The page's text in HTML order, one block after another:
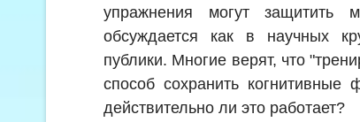
упражнения могут защитить
обсуждается как в научных
публики. Многие верят, что
способ сохранить
действительно ли это работает?